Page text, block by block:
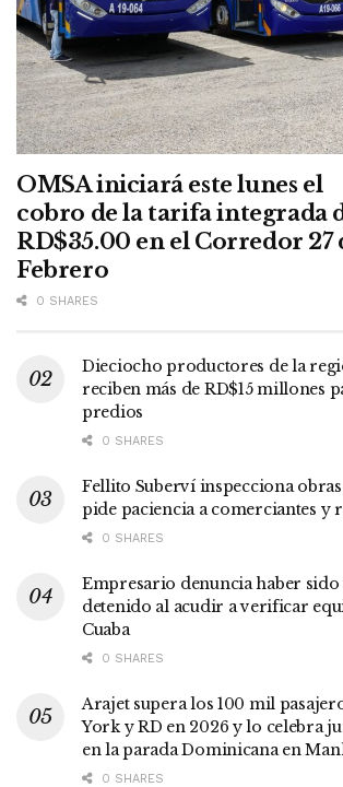
OMSA iniciará este lunes el
cobro de la tarifa integrada
RD$35.00 en el Corredor 27
Febrero
0 SHARES
Dieciocho productores de la
reciben más de RD$15 millones
predios
0 SHARES
Fellito Suberví inspecciona obras
pide paciencia a comerciantes y
0 SHARES
Empresario denuncia haber
detenido al acudir a verificar
Cuaba
0 SHARES
Arajet supera los 100 mil
York y RD en 2026 y lo celebra
en la parada Dominicana en
0 SHARES